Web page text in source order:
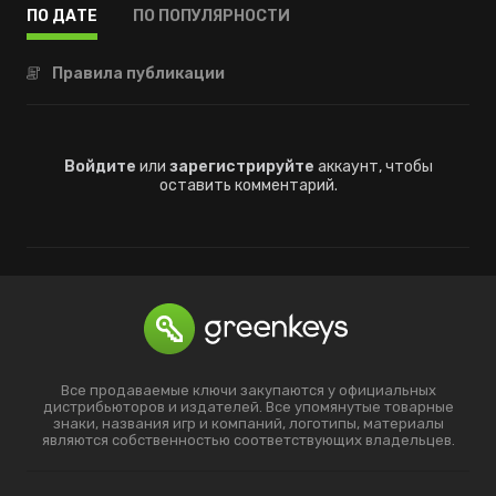
ПО ДАТЕ ПО ПОПУЛЯРНОСТИ
Правила публикации
Войдите или зарегистрируйте аккаунт, чтобы
оставить комментарий.
Все продаваемые ключи закупаются у официальных
дистрибьюторов и издателей. Все упомянутые товарные
знаки, названия игр и компаний, логотипы, материалы
являются собственностью соответствующих владельцев.